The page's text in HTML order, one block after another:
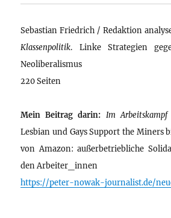
Sebastian Friedrich / Redaktion
Klassenpolitik. Linke Strategien
Neoliberalismus
220 Seiten
Mein Beitrag darin: Im
Lesbian und Gays Support the Miners
von Amazon: außerbetriebliche
den Arbeiter_innen
https://peter-nowak-journalist.de/